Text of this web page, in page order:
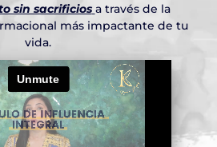
sin sacrificios a través de la
más impactante de tu
vida.